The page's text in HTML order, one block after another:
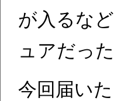
が入るな
ュアだっ
今回届い